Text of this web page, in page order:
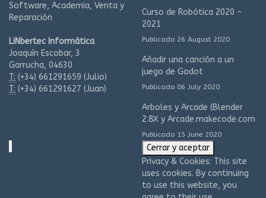
Software, Academia, Venta y
Reparación
LiNbertec Informática
Joaquín Escobar, 3
Garrucha, 04630
T: (+34) 661291659 (Julio)
T: (+34) 661291627 (Juan)
Curso de Robótica 2020 -
2021
Publicado 26 August 2020
Añadir una canción a un
juego de Godot
Publicado 06 July 2020
Arboles y Arcade (Blender
2.8X y Arcade.makecode.com
Publicado 15 June 2020
Privacy & Cookies: This site
uses cookies. By continuing
to use this website, you